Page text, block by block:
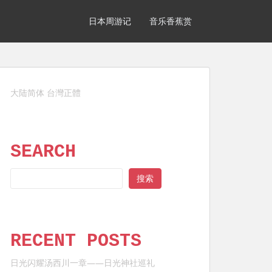
日本周游记 音乐香蕉赏
大陆简体 台灣正體
SEARCH
搜索
RECENT POSTS
日光闪耀汤西川一章——日光神社巡礼